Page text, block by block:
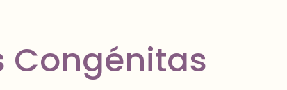
Congénitas